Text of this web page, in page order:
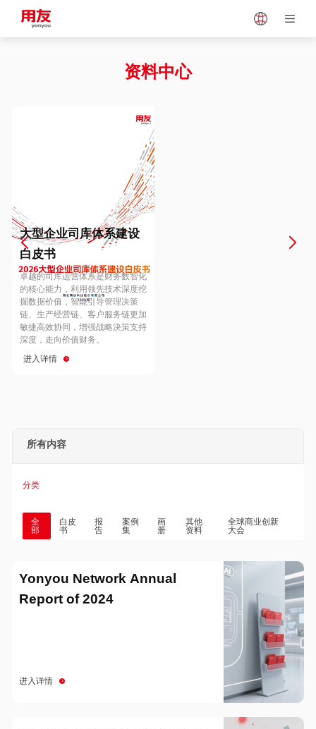
Vietnam
Europe
Hungary
Hong Kong
资料中心
大型企业司库体系建设
白皮书
卓越的司库运营体系是财务数智化
的核心能力，利用领先技术深度挖
掘数据价值，智能引导管理决策
链、生产经营链、客户服务链更加
敏捷高效协同，增强战略決策支持
深度，走向价值财务。
进入详情
所有内容
分类
全
部
白皮
书
报
告
案例
集
画
册
其他
资料
全球商业创新
大会
Yonyou Network Annual
Report of 2024
进入详情